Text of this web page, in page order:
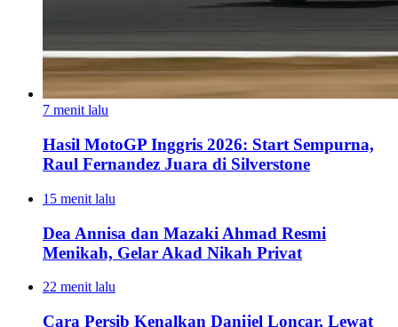
7 menit lalu
Hasil MotoGP Inggris 2026: Start Sempurna,
Raul Fernandez Juara di Silverstone
15 menit lalu
Dea Annisa dan Mazaki Ahmad Resmi
Menikah, Gelar Akad Nikah Privat
22 menit lalu
Cara Persib Kenalkan Danijel Loncar, Lewat